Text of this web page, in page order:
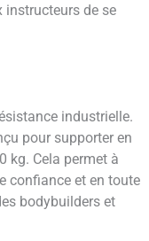
instructeurs de se
industrielle.
pour supporter en
kg. Cela permet à
confiance et en toute
bodybuilders et